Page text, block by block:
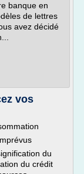
banque en
de lettres
avez décidé
vos
du
du crédit